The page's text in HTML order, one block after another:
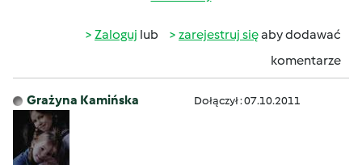
Zaloguj lub zarejestruj sięaby dodawać
komentarze
Grażyna Kamińska Dołączył : 07.10.2011